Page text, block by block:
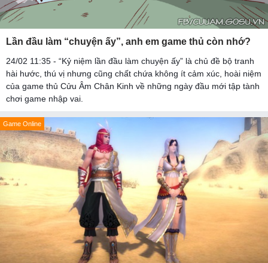
Lần đầu làm “chuyện ấy”, anh em game thủ còn nhớ?
24/02 11:35 - “Kỷ niệm lần đầu làm chuyện ấy” là chủ đề bộ tranh
hài hước, thú vị nhưng cũng chất chứa không ít cảm xúc, hoài niệm
của game thủ Cửu Âm Chân Kinh về những ngày đầu mới tập tành
chơi game nhập vai.
Game Online